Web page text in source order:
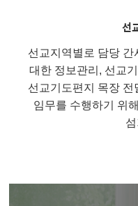
선
선교지역별로 담당 간
대한 정보관리, 선교
선교기도편지 목장 전
임무를 수행하기 위